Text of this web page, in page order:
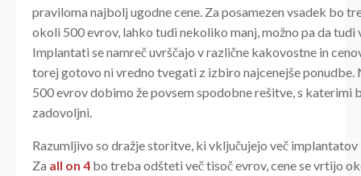
praviloma najbolj ugodne cene. Za posamezen vsadek bo
okoli 500 evrov, lahko tudi nekoliko manj, možno pa da tudi
Implantati se namreč uvrščajo v različne kakovostne in
torej gotovo ni vredno tvegati z izbiro najcenejše ponudbe.
500 evrov dobimo že povsem spodobne rešitve, s katerimi
zadovoljni.
Razumljivo so dražje storitve, ki vključujejo več implantatov
Za all on 4 bo treba odšteti več tisoč evrov, cene se vrtijo